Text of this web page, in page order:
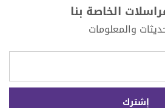
الخاصة بنا
والمعلومات